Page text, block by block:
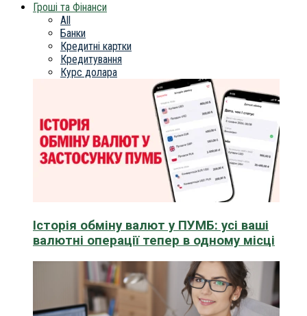
Гроші та Фінанси
All
Банки
Кредитні картки
Кредитування
Курс долара
Історія обміну валют у ПУМБ: усі ваші
валютні операції тепер в одному місці